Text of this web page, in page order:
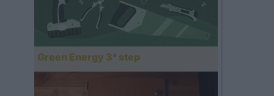
Green Energy 3° step